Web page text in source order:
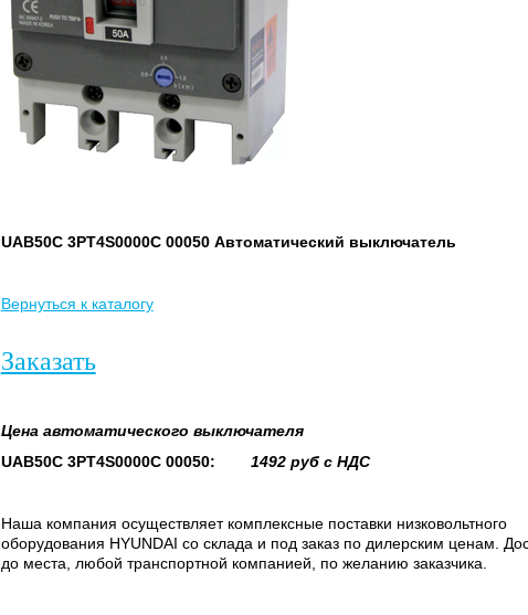
UAB50C 3PT4S0000C 00050 Автоматический выключатель
Вернуться к каталогу
Заказать
Цена автоматического выключателя
UAB50C 3PT4S0000C 00050:
1492 руб с НДС
Наша компания осуществляет комплексные поставки низковольтного
оборудования HYUNDAI со склада и под заказ по дилерским ценам.
до места, любой транспортной компанией, по желанию заказчика.